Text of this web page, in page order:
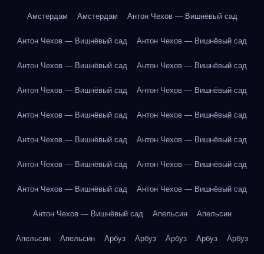
Амстердам Амстердам Антон Чехов — Вишнёвый сад
Антон Чехов — Вишнёвый сад Антон Чехов — Вишнёвый сад
Антон Чехов — Вишнёвый сад Антон Чехов — Вишнёвый сад
Антон Чехов — Вишнёвый сад Антон Чехов — Вишнёвый сад
Антон Чехов — Вишнёвый сад Антон Чехов — Вишнёвый сад
Антон Чехов — Вишнёвый сад Антон Чехов — Вишнёвый сад
Антон Чехов — Вишнёвый сад Антон Чехов — Вишнёвый сад
Антон Чехов — Вишнёвый сад Антон Чехов — Вишнёвый сад
Антон Чехов — Вишнёвый сад Апельсин Апельсин
Апельсин Апельсин Арбуз Арбуз Арбуз Арбуз Арбуз